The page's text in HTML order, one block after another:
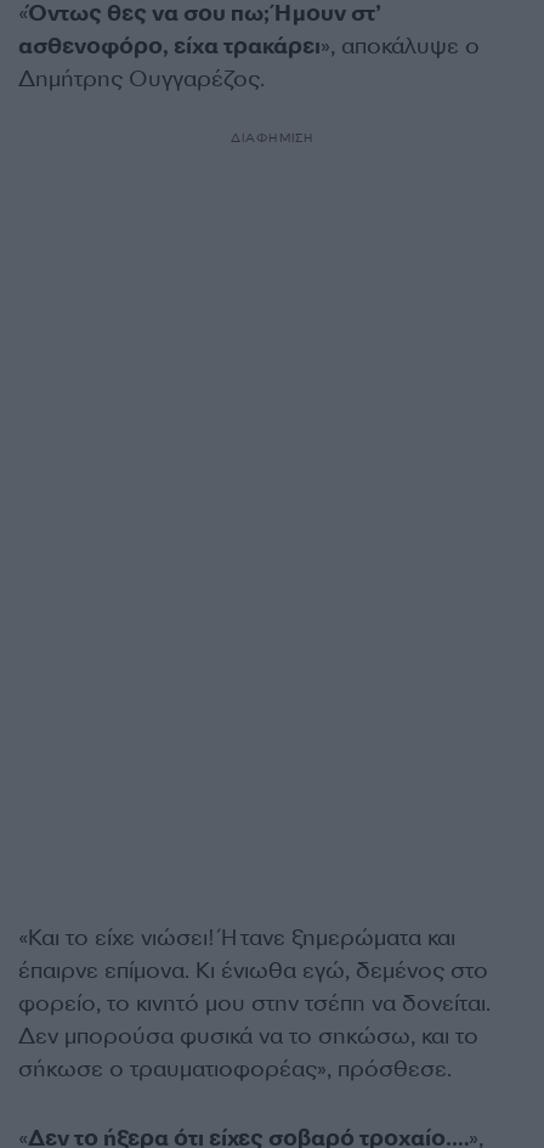
«Όντως θες να σου πω; Ήμουν στ’
ασθενοφόρο, είχα τρακάρει», αποκάλυψε ο
Δημήτρης Ουγγαρέζος.
ΔΙΑΦΗΜΙΣΗ
«Και το είχε νιώσει! Ήτανε ξημερώματα και
έπαιρνε επίμονα. Κι ένιωθα εγώ, δεμένος στο
φορείο, το κινητό μου στην τσέπη να δονείται.
Δεν μπορούσα φυσικά να το σηκώσω, και το
σήκωσε ο τραυματιοφορέας», πρόσθεσε.
«Δεν το ήξερα ότι είχες σοβαρό τροχαίο….»,